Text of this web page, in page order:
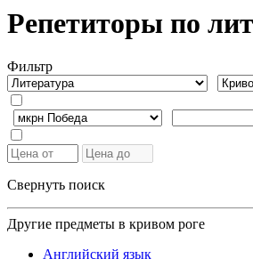
Репетиторы по
Фильтр
Свернуть поиск
Другие предметы в кривом роге
Английский язык